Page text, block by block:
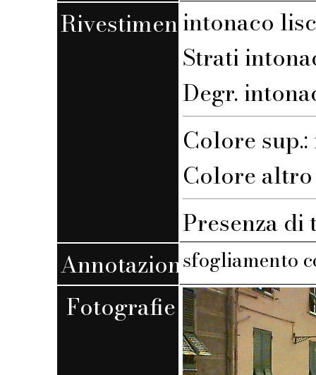
Rivestimentointonaco
Strati
Degr.
Colore
Colore altro
Presenza
Annotazionisfogliamento
Fotografie